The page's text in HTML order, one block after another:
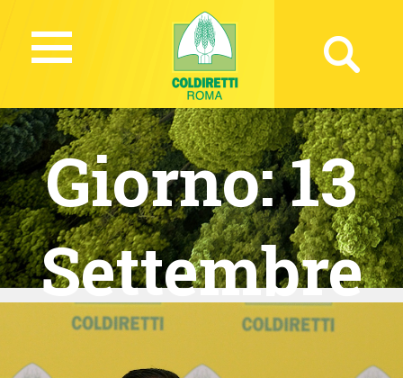
Giorno:13
Settembre
2025